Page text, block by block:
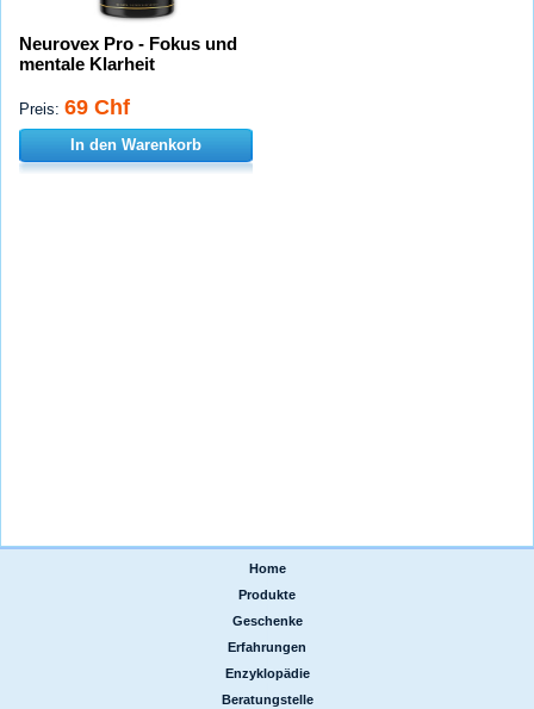
Neurovex Pro - Fokus und
mentale Klarheit
Preis: 69 Chf
In den Warenkorb
Home
Produkte
Geschenke
Erfahrungen
Enzyklopädie
Beratungstelle